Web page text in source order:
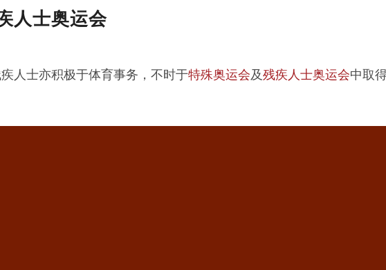
人士奥运会
人士亦积极于体育事务，不时于特殊奥运会及残疾人士奥运会中取